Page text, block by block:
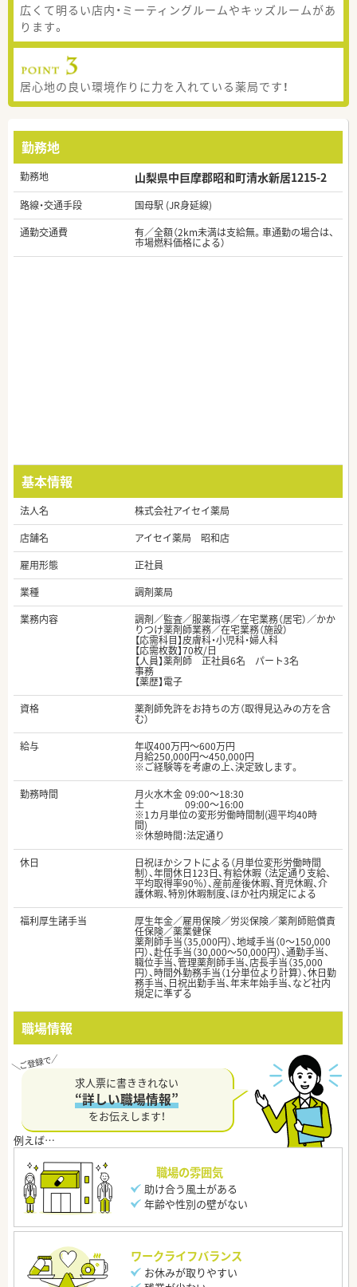
広くて明るい店内・ミーティングルームやキッズルームがあ
ります。
居心地の良い環境作りに力を入れている薬局です！
勤務地
勤務地 山梨県中巨摩郡昭和町清水新居1215-2
路線・交通手段
国母駅 (JR身延線)
通勤交通費
有／全額（2km未満は支給無。車通勤の場合は、
市場燃料価格による）
基本情報
法人名
株式会社アイセイ薬局
店舗名
アイセイ薬局 昭和店
雇用形態
正社員
業種
調剤薬局
業務内容
調剤／監査／服薬指導／在宅業務（居宅）／かか
りつけ薬剤師業務／在宅業務（施設）
【応需科目】皮膚科・小児科・婦人科
【応需枚数】70枚/日
【人員】薬剤師 正社員6名 パート3名
事務
【薬歴】電子
資格
薬剤師免許をお持ちの方（取得見込みの方を含
む）
給与
年収400万円～600万円
月給250,000円～450,000円
※ご経験等を考慮の上、決定致します。
勤務時間
月火水木金 09:00～18:30
土 09:00～16:00
※1カ月単位の変形労働時間制(週平均40時
間)
※休憩時間：法定通り
休日
日祝ほかシフトによる（月単位変形労働時間
制）、年間休日123日、有給休暇 （法定通り支給、
平均取得率90％）、産前産後休暇、育児休暇、介
護休暇、特別休暇制度、ほか社内規定による
福利厚生諸手当
厚生年金／雇用保険／労災保険／薬剤師賠償責
任保険／薬業健保
薬剤師手当（35,000円）、地域手当（0～150,000
円）、赴任手当（30,000～50,000円）、通勤手当、
職位手当、管理薬剤師手当、店長手当（35,000
円）、時間外勤務手当（1分単位より計算）、休日勤
務手当、日祝出勤手当、年末年始手当、など社内
規定に準ずる
職場情報
求人票に書ききれない
“詳しい職場情報”
をお伝えします！
職場の雰囲気
助け合う風土がある
年齢や性別の壁がない
ワークライフバランス
お休みが取りやすい